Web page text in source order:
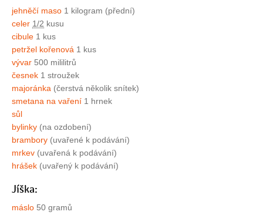
jehněčí maso 1 kilogram (přední)
celer 1/2 kusu
cibule 1 kus
petržel kořenová 1 kus
vývar 500 mililitrů
česnek 1 stroužek
majoránka (čerstvá několik snítek)
smetana na vaření 1 hrnek
sůl
bylinky (na ozdobení)
brambory (uvařené k podávání)
mrkev (uvařená k podávání)
hrášek (uvařený k podávání)
Jíška:
máslo 50 gramů